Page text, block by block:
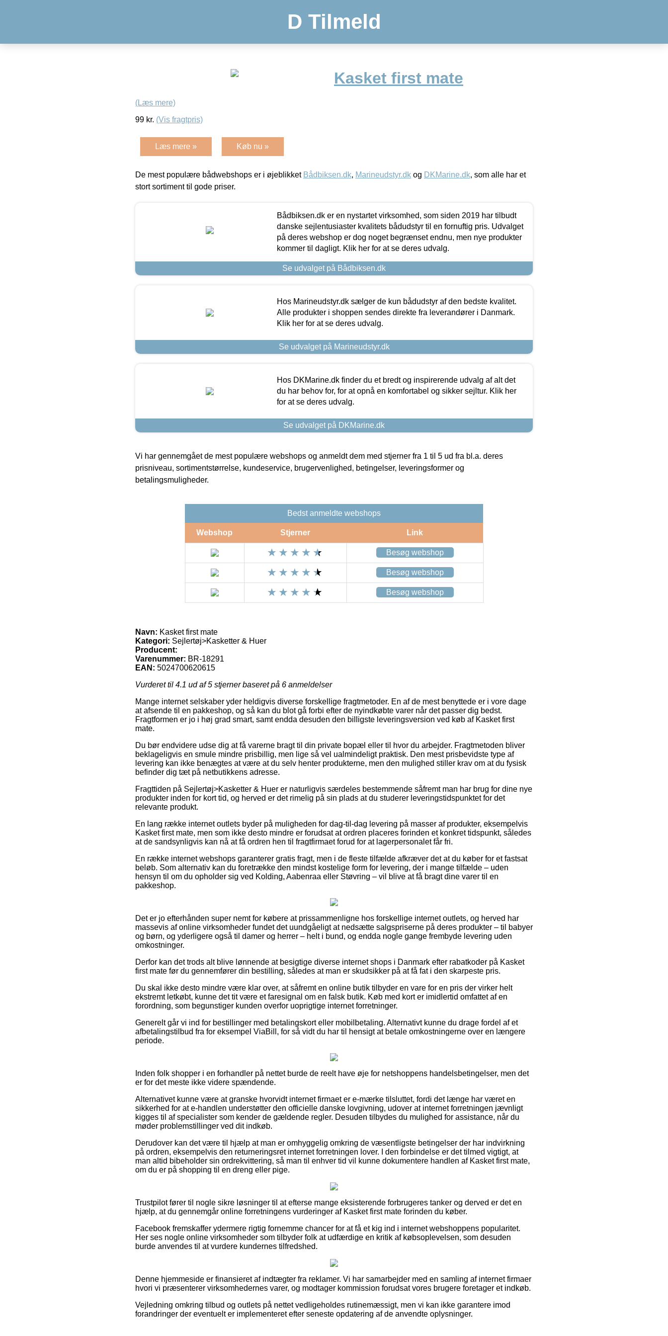
D Tilmeld
Kasket first mate
(Læs mere)
99 kr. (Vis fragtpris)
Læs mere » Køb nu »
De mest populære bådwebshops er i øjeblikket Bådbiksen.dk, Marineudstyr.dk og DKMarine.dk, som alle har et
stort sortiment til gode priser.
Bådbiksen.dk er en nystartet virksomhed, som siden 2019 har tilbudt
danske sejlentusiaster kvalitets bådudstyr til en fornuftig pris. Udvalget
på deres webshop er dog noget begrænset endnu, men nye produkter
kommer til dagligt. Klik her for at se deres udvalg.
Se udvalget på Bådbiksen.dk
Hos Marineudstyr.dk sælger de kun bådudstyr af den bedste kvalitet.
Alle produkter i shoppen sendes direkte fra leverandører i Danmark.
Klik her for at se deres udvalg.
Se udvalget på Marineudstyr.dk
Hos DKMarine.dk finder du et bredt og inspirerende udvalg af alt det
du har behov for, for at opnå en komfortabel og sikker sejltur. Klik her
for at se deres udvalg.
Se udvalget på DKMarine.dk
Vi har gennemgået de mest populære webshops og anmeldt dem med stjerner fra 1 til 5 ud fra bl.a. deres
prisniveau, sortimentstørrelse, kundeservice, brugervenlighed, betingelser, leveringsformer og
betalingsmuligheder.
Bedst anmeldte webshops
Webshop Stjerner Link
Besøg webshop
Besøg webshop
Besøg webshop
Navn: Kasket first mate
Kategori: Sejlertøj>Kasketter & Huer
Producent:
Varenummer: BR-18291
EAN: 5024700620615
Vurderet til 4.1 ud af 5 stjerner baseret på 6 anmeldelser
Mange internet selskaber yder heldigvis diverse forskellige fragtmetoder. En af de mest benyttede er i vore dage
at afsende til en pakkeshop, og så kan du blot gå forbi efter de nyindkøbte varer når det passer dig bedst.
Fragtformen er jo i høj grad smart, samt endda desuden den billigste leveringsversion ved køb af Kasket first
mate.
Du bør endvidere udse dig at få varerne bragt til din private bopæl eller til hvor du arbejder. Fragtmetoden bliver
beklageligvis en smule mindre prisbillig, men lige så vel ualmindeligt praktisk. Den mest prisbevidste type af
levering kan ikke benægtes at være at du selv henter produkterne, men den mulighed stiller krav om at du fysisk
befinder dig tæt på netbutikkens adresse.
Fragttiden på Sejlertøj>Kasketter & Huer er naturligvis særdeles bestemmende såfremt man har brug for dine nye
produkter inden for kort tid, og herved er det rimelig på sin plads at du studerer leveringstidspunktet for det
relevante produkt.
En lang række internet outlets byder på muligheden for dag-til-dag levering på masser af produkter, eksempelvis
Kasket first mate, men som ikke desto mindre er forudsat at ordren placeres forinden et konkret tidspunkt, således
at de sandsynligvis kan nå at få ordren hen til fragtfirmaet forud for at lagerpersonalet får fri.
En række internet webshops garanterer gratis fragt, men i de fleste tilfælde afkræver det at du køber for et fastsat
beløb. Som alternativ kan du foretrække den mindst kostelige form for levering, der i mange tilfælde – uden
hensyn til om du opholder sig ved Kolding, Aabenraa eller Støvring – vil blive at få bragt dine varer til en
pakkeshop.
Det er jo efterhånden super nemt for købere at prissammenligne hos forskellige internet outlets, og herved har
massevis af online virksomheder fundet det uundgåeligt at nedsætte salgspriserne på deres produkter – til babyer
og børn, og yderligere også til damer og herrer – helt i bund, og endda nogle gange frembyde levering uden
omkostninger.
Derfor kan det trods alt blive lønnende at besigtige diverse internet shops i Danmark efter rabatkoder på Kasket
first mate før du gennemfører din bestilling, således at man er skudsikker på at få fat i den skarpeste pris.
Du skal ikke desto mindre være klar over, at såfremt en online butik tilbyder en vare for en pris der virker helt
ekstremt letkøbt, kunne det tit være et faresignal om en falsk butik. Køb med kort er imidlertid omfattet af en
forordning, som begunstiger kunden overfor uoprigtige internet forretninger.
Generelt går vi ind for bestillinger med betalingskort eller mobilbetaling. Alternativt kunne du drage fordel af et
afbetalingstilbud fra for eksempel ViaBill, for så vidt du har til hensigt at betale omkostningerne over en længere
periode.
Inden folk shopper i en forhandler på nettet burde de reelt have øje for netshoppens handelsbetingelser, men det
er for det meste ikke videre spændende.
Alternativet kunne være at granske hvorvidt internet firmaet er e-mærke tilsluttet, fordi det længe har været en
sikkerhed for at e-handlen understøtter den officielle danske lovgivning, udover at internet forretningen jævnligt
kigges til af specialister som kender de gældende regler. Desuden tilbydes du mulighed for assistance, når du
møder problemstillinger ved dit indkøb.
Derudover kan det være til hjælp at man er omhyggelig omkring de væsentligste betingelser der har indvirkning
på ordren, eksempelvis den returneringsret internet forretningen lover. I den forbindelse er det tilmed vigtigt, at
man altid bibeholder sin ordrekvittering, så man til enhver tid vil kunne dokumentere handlen af Kasket first mate,
om du er på shopping til en dreng eller pige.
Trustpilot fører til nogle sikre løsninger til at efterse mange eksisterende forbrugeres tanker og derved er det en
hjælp, at du gennemgår online forretningens vurderinger af Kasket first mate forinden du køber.
Facebook fremskaffer ydermere rigtig fornemme chancer for at få et kig ind i internet webshoppens popularitet.
Her ses nogle online virksomheder som tilbyder folk at udfærdige en kritik af købsoplevelsen, som desuden
burde anvendes til at vurdere kundernes tilfredshed.
Denne hjemmeside er finansieret af indtægter fra reklamer. Vi har samarbejder med en samling af internet firmaer
hvori vi præsenterer virksomhedernes varer, og modtager kommission forudsat vores brugere foretager et indkøb.
Vejledning omkring tilbud og outlets på nettet vedligeholdes rutinemæssigt, men vi kan ikke garantere imod
forandringer der eventuelt er implementeret efter seneste opdatering af de anvendte oplysninger.